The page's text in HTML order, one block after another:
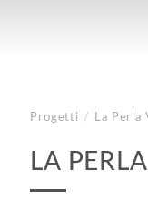
Progetti / La Perla
LA